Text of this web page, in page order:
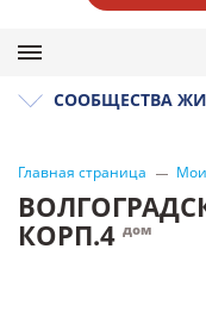
СООБЩЕСТВА
Главная страница
КОРП.4 дом